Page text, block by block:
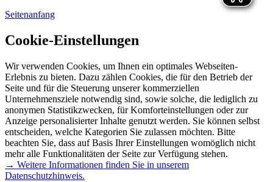
Seitenanfang
Cookie-Einstellungen
Wir verwenden Cookies, um Ihnen ein optimales Webseiten-
Erlebnis zu bieten. Dazu zählen Cookies, die für den Betrieb der
Seite und für die Steuerung unserer kommerziellen
Unternehmensziele notwendig sind, sowie solche, die lediglich zu
anonymen Statistikzwecken, für Komforteinstellungen oder zur
Anzeige personalisierter Inhalte genutzt werden. Sie können selbst
entscheiden, welche Kategorien Sie zulassen möchten. Bitte
beachten Sie, dass auf Basis Ihrer Einstellungen womöglich nicht
mehr alle Funktionalitäten der Seite zur Verfügung stehen.
→ Weitere Informationen finden Sie in unserem
Datenschutzhinweis.